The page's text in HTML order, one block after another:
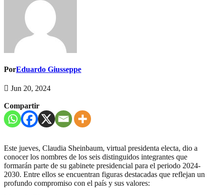
PorEduardo Giusseppe
Jun 20, 2024
Compartir
Este jueves, Claudia Sheinbaum, virtual presidenta electa, dio a
conocer los nombres de los seis distinguidos integrantes que
formarán parte de su gabinete presidencial para el periodo 2024-
2030. Entre ellos se encuentran figuras destacadas que reflejan un
profundo compromiso con el país y sus valores: